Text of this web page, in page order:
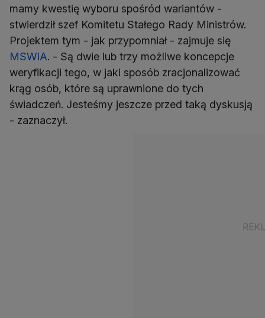
mamy kwestię wyboru spośród wariantów -
stwierdził szef Komitetu Stałego Rady Ministrów.
Projektem tym - jak przypomniał - zajmuje się
MSWiA. - Są dwie lub trzy możliwe koncepcje
weryfikacji tego, w jaki sposób zracjonalizować
krąg osób, które są uprawnione do tych
świadczeń. Jesteśmy jeszcze przed taką dyskusją
- zaznaczył.